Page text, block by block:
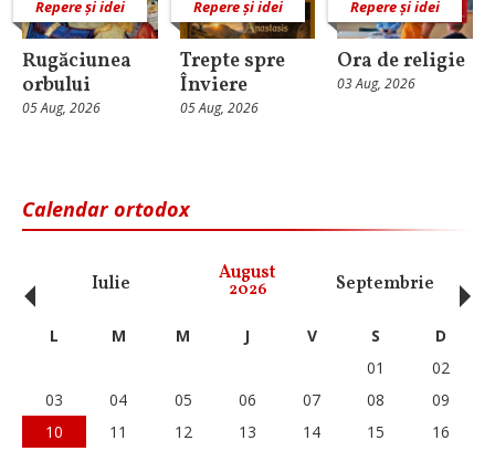
Repere și idei
Rugăciunea
orbului
05 Aug, 2026
Repere și idei
Trepte spre
Înviere
05 Aug, 2026
Repere și idei
Ora de religie
03 Aug, 2026
Calendar ortodox
Iulie August
2026 Septembrie
‹ L M M J V S
D
01
02
03
04 05 06 07 08
09
10
11 12 13 14 15
16